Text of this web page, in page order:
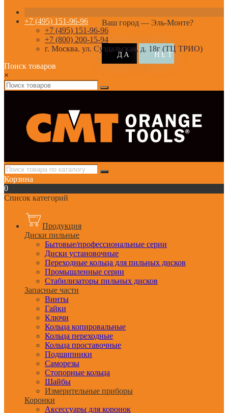
Ваш город — Эль-Монте?
+7 (495) 151-96-96
+7 (495) 151-96-96
+7 (800) 200-15-94
г. Москва. ул. Суздальская, д. 18г (ТЦ ТРИО)
Поиск товаров
×
Корзина
0
Список категорий
Продукция
Диски пильные
Бытовые/профессиональные серии
Диски установочные
Переходные кольца для пильных дисков
Промышленные серии
Стабилизаторы пильных дисков
Запасные части
Винты
Гайки
Ключи
Кольца копировальные
Кольца переходные
Кольца проставочные
Подшипники
Саморезы
Стопорные кольца
Шайбы
Измерительные приборы
Коронки
Аксессуары для коронок